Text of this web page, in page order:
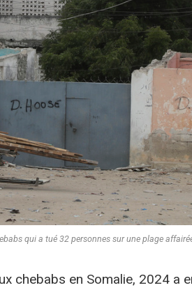
qui a tué 32 personnes sur une plage
chebabs en Somalie, 2024 a